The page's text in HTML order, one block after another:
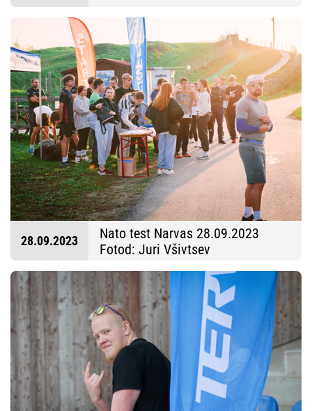
28.09.2023
Nato test Narvas 28.09.2023
Fotod: Juri Všivtsev